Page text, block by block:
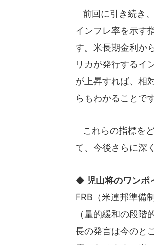
前回に引き続き
インフレ率を示す
す。米長期金利か
リカが発行するイ
が上昇すれば、相
らもわかることです
これらの指標を
て、今後さらに深
◆ 児山将のワンポ
FRB（米連邦準備
（量的緩和の段
長の発言は今のと